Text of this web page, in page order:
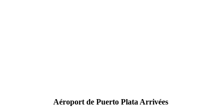
Aéroport de Puerto Plata Arrivées